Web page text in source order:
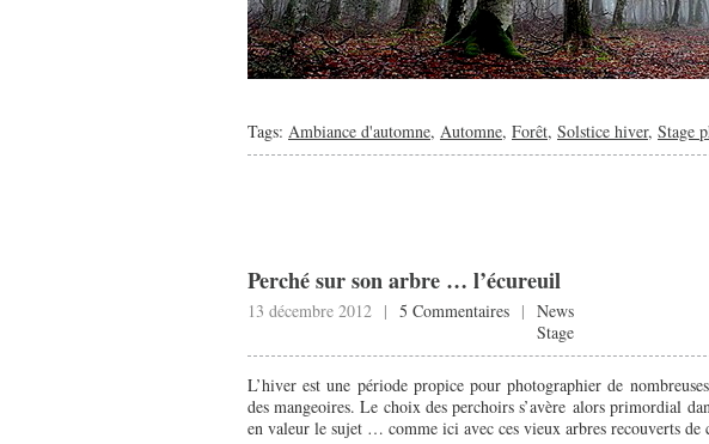
Tags: Ambiance d'automne, Automne, Forêt, Solstice hiver, Stage
Perché sur son arbre … l’écureuil
13 décembre 2012 | 5 Commentaires | News
Stage
L’hiver est une période propice pour photographier de
des mangeoires. Le choix des perchoirs s’avère alors primordial
en valeur le sujet … comme ici avec ces vieux arbres recouverts de